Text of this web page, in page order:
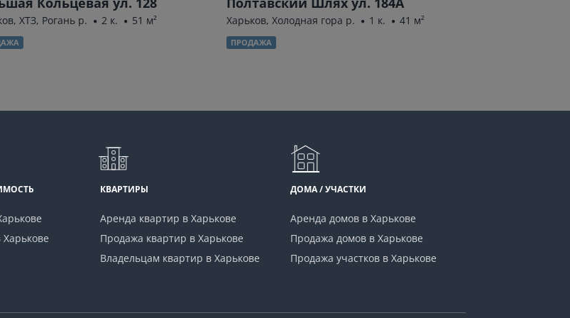
ХТЗ, Рогань р. 2 к. 51 м² Харьков, Холодная гора р. 1 к. 41 м²
ПРОДАЖА
КВАРТИРЫ
Аренда квартир в Харькове
Продажа квартир в Харькове
Владельцам квартир в Харькове
ДОМА / УЧАСТКИ
Аренда домов в Харькове
Продажа домов в Харькове
Продажа участков в Харькове